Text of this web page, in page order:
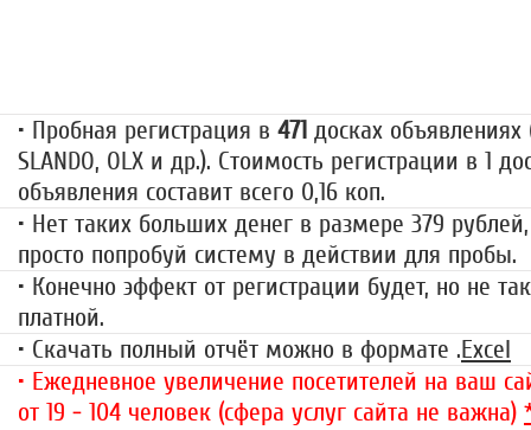
• Пробная регистрация в 471 досках объявлениях
SLANDO, OLX и др.). Стоимость регистрации в 1
объявления составит всего 0,16 коп.
• Нет таких больших денег в размере 379
просто попробуй систему в действии для пробы.
• Конечно эффект от регистрации будет, но не
платной.
• Скачать полный отчёт можно в формате .Excel
• Ежедневное увеличение посетителей на ваш
от 19 - 104 человек (сфера услуг сайта не важна)